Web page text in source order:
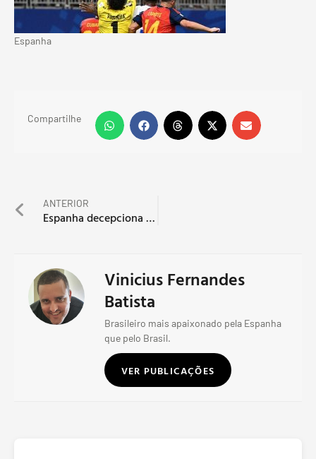
Espanha
Compartilhe
ANTERIOR
Espanha decepciona na estreia
Vinicius Fernandes
Batista
Brasileiro mais apaixonado pela Espanha
que pelo Brasil.
VER PUBLICAÇÕES